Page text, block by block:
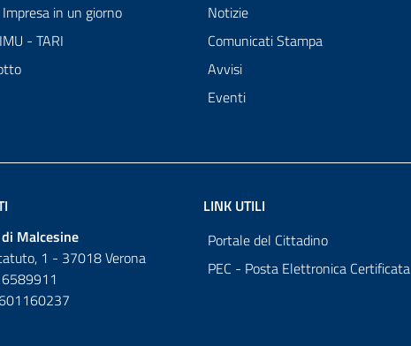
in un giorno
- TARI
Notizie
Comunicati Stampa
Avvisi
Eventi
Malcesine
1 - 37018 Verona
LINK UTILI
Portale del Cittadino
PEC - Posta Elettronica Certificata